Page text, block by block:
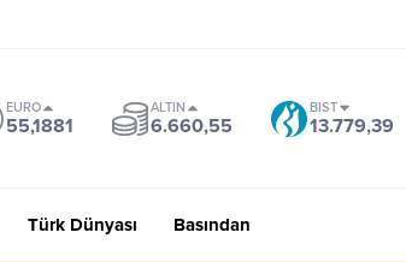
EURO
55,1881
ALTIN
6.660,55
BIST
13.779,39
Türk Dünyası Basından